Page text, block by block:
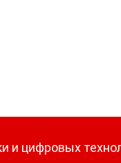
и цифровых